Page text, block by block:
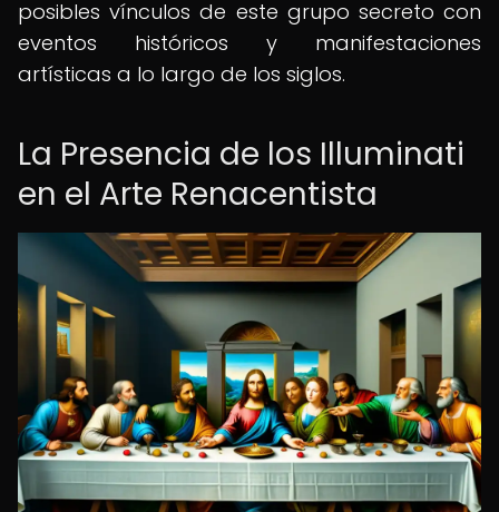
posibles vínculos de este grupo secreto con
eventos históricos y manifestaciones
artísticas a lo largo de los siglos.
La Presencia de los Illuminati
en el Arte Renacentista